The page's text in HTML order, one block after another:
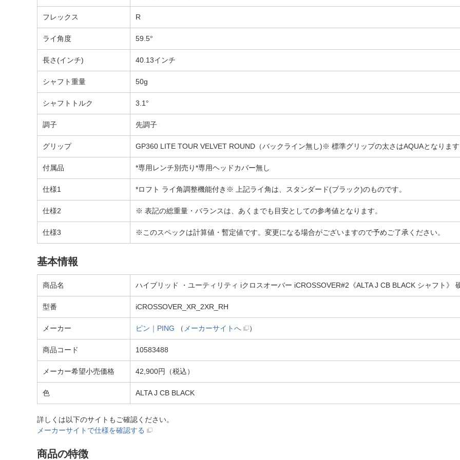
フレックス R
ライ角度 59.5°
長さ(インチ) 40.13インチ
シャフト重量 50g
シャフトトルク 3.1°
調子 先調子
グリップ GP360 LITE TOUR VELVET ROUND（バックライン無し)※ 標準グリップの太さはAQUAとなりま
付属品 *専用レンチ別売り*専用ヘッドカバー無し
仕様1 *ロフト ライ角調整機能付き※ 上記ライ角は、スタンダード(ブラック)のものです。
仕様2 ※ 表記の総重量・バランスは、あくまでも目安としての参考値となります。
仕様3 ※このスペックは計算値・暫定値です。変更になる場合がございますので予めご了承ください。
基本情報
商品名 ハイブリッド ・ユーティリティ iクロスオーバー iCROSSOVER#2《ALTA J CB BLACK シャフト》
型番 iCROSSOVER_XR_2XR_RH
メーカー ピン｜PING （ メーカーサイトへ ）
商品コード 10583488
メーカー希望小売価格 42,900円（税込）
色 ALTA J CB BLACK
詳しくは以下のサイトもご確認ください。
メーカーサイトで仕様を確認する
商品の特徴